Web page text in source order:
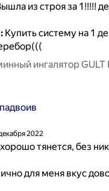
из строя за 1!!!!!
Купить систему на 1
ингалятор GULT
2022
хорошо тянется, без
для меня вкус